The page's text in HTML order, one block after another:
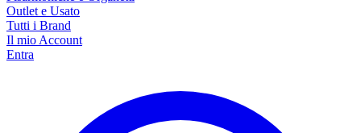
Outlet e Usato
Tutti i Brand
Il mio Account
Entra